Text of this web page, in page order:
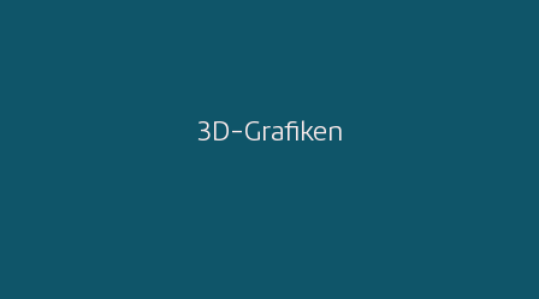
3D-Grafiken